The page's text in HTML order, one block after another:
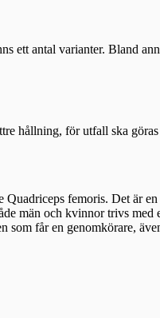
ett antal varianter. Bland
hållning, för utfall ska
femoris. Det är
män och kvinnor trivs
får en genomkörare,